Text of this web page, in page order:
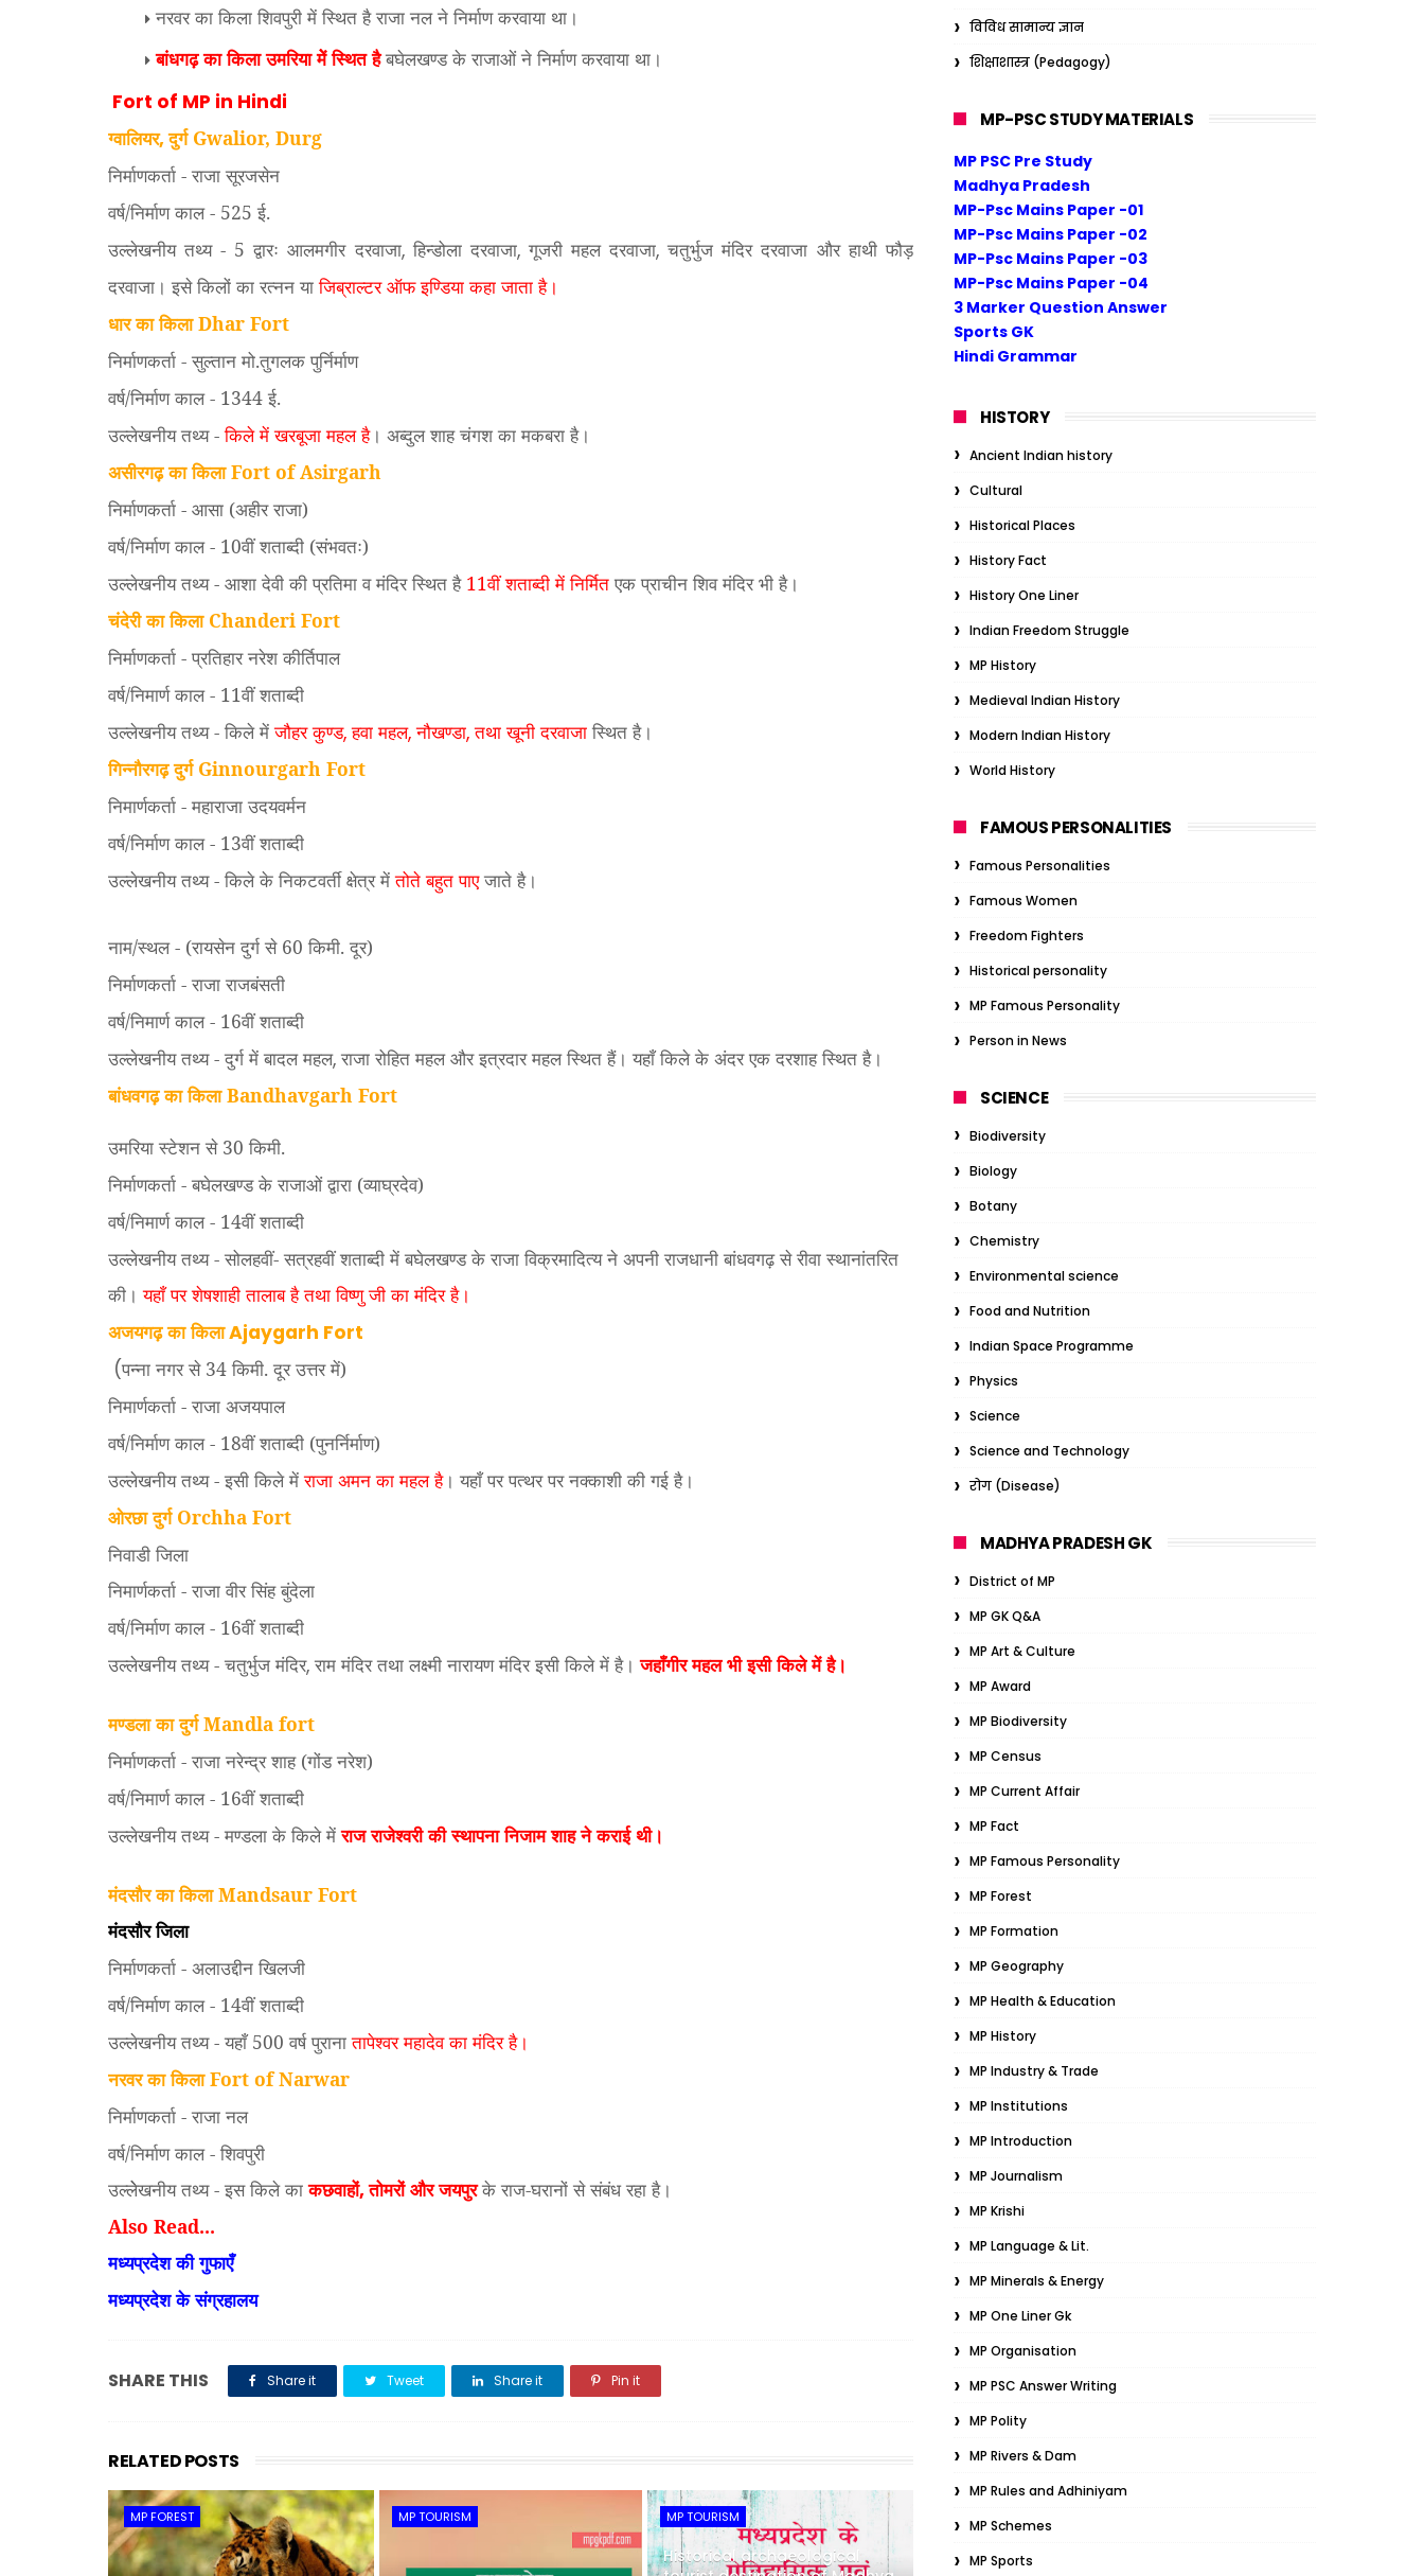
नरवर का किला शिवपुरी में स्थित है राजा नल ने निर्माण करवाया था।
बांधगढ़ का किला उमरिया मेें स्थित हैबघेलखण्ड के राजाओं ने निर्माण करवाया था।
Fort of MP in Hindi
ग्वालियर,दुर्ग Gwalior, Durg
निर्माणकर्ता - राजा सूरजसेन
वर्ष/निर्माण काल - 525 ई.
उल्लेखनीय तथ्य - 5 द्वारः आलमगीर दरवाजा, हिन्डोला दरवाजा, गूजरी महल दरवाजा,चतुर्भुज मंदिर दरवाजा और हाथी फौड़
दरवाजा। इसे किलों का रत्नन याजिब्राल्टर ऑफ इण्डिया कहा जाता है।
धार का किला Dhar Fort
निर्माणकर्ता - सुल्तान मो.तुगलक पुर्निर्माण
वर्ष/निर्माण काल - 1344 ई.
उल्लेखनीय तथ्य -किले में खरबूजा महल है। अब्दुल शाह चंगश का मकबरा है।
असीरगढ़ का किला Fort of Asirgarh
निर्माणकर्ता - आसा (अहीर राजा)
वर्ष/निर्माण काल - 10वीं शताब्दी (संभवतः)
उल्लेखनीय तथ्य - आशा देवी की प्रतिमा व मंदिर स्थित है 11वीं शताब्दी में निर्मित एक प्राचीन शिव मंदिर भी है।
चंदेरी का किला Chanderi Fort
निर्माणकर्ता - प्रतिहार नरेश कीर्तिपाल
वर्ष/निमार्ण काल - 11वीं शताब्दी
उल्लेखनीय तथ्य - किले मेंजौहर कुण्ड,हवा महल,नौखण्डा,तथा खूनी दरवाजा स्थित है।
गिन्नौरगढ़ दुर्ग Ginnourgarh Fort
निमार्णकर्ता - महाराजा उदयवर्मन
वर्ष/निर्माण काल - 13वीं शताब्दी
उल्लेखनीय तथ्य - किले के निकटवर्ती क्षेत्र मेंतोते बहुत पाएजाते है।
नाम/स्थल - (रायसेन दुर्ग से 60 किमी. दूर)
निर्माणकर्ता - राजा राजबंसती
वर्ष/निमार्ण काल - 16वीं शताब्दी
उल्लेखनीय तथ्य - दुर्ग में बादल महल, राजा रोहित महल और इत्रदार महल स्थित हैं। यहाँ किले के अंदर एक दरशाह स्थित है।
बांधवगढ़ का किला Bandhavgarh Fort
उमरिया स्टेशन से 30 किमी.
निर्माणकर्ता - बघेलखण्ड के राजाओं द्वारा (व्याघ्रदेव)
वर्ष/निमार्ण काल - 14वीं शताब्दी
उल्लेखनीय तथ्य - सोलहवीं- सत्रहवीं शताब्दी में बघेलखण्ड के राजा विक्रमादित्य ने अपनी राजधानी बांधवगढ़ से रीवा स्थानांतरित
की। यहाँ पर शेषशाही तालाब है तथा विष्णु जी का मंदिर है।
अजयगढ़ का किलाAjaygarh Fort
(पन्ना नगर से 34 किमी. दूर उत्तर में)
निमार्णकर्ता - राजा अजयपाल
वर्ष/निर्माण काल - 18वीं शताब्दी (पुनर्निर्माण)
उल्लेखनीय तथ्य - इसी किले मेंराजा अमन का महल है। यहाँ पर पत्थर पर नक्काशी की गई है।
ओरछा दुर्ग Orchha Fort
निवाडी जिला
निमार्णकर्ता - राजा वीर सिंह बुंदेला
वर्ष/निर्माण काल - 16वीं शताब्दी
उल्लेखनीय तथ्य - चतुर्भुज मंदिर, राम मंदिर तथा लक्ष्मी नारायण मंदिर इसी किले में है।जहाँगीर महल भी इसी किले में है।
मण्डला का दुर्ग Mandla fort
निर्माणकर्ता - राजा नरेन्द्र शाह (गोंड नरेश)
वर्ष/निमार्ण काल - 16वीं शताब्दी
उल्लेखनीय तथ्य - मण्डला के किले मेंराज राजेश्वरी की स्थापना निजाम शाह ने कराई थी।
मंदसौर का किला Mandsaur Fort
मंदसौर जिला
निर्माणकर्ता - अलाउद्दीन खिलजी
वर्ष/निर्माण काल - 14वीं शताब्दी
उल्लेखनीय तथ्य - यहाँ 500 वर्ष पुरानातापेश्वर महादेव का मंदिर है।
नरवर का किला Fort of Narwar
निर्माणकर्ता - राजा नल
वर्ष/निर्माण काल - शिवपुरी
उल्लेेखनीय तथ्य - इस किले काकछवाहों,तोमरों और जयपुरके राज-घरानों से संबंध रहा है।
Also Read...
मध्यप्रदेश की गुफाएँ
मध्यप्रदेश के संग्रहालय
SHARE THIS Share it Tweet Share it Pin it
RELATED POSTS
MP FOREST MP TOURISM MP TOURISM
Historical archaeological
विविध सामान्य ज्ञान
शिक्षाशास्त्र (Pedagogy)
MP-PSC STUDY MATERIALS
MP PSC Pre Study
Madhya Pradesh
MP-Psc Mains Paper -01
MP-Psc Mains Paper -02
MP-Psc Mains Paper -03
MP-Psc Mains Paper -04
3 Marker Question Answer
Sports GK
Hindi Grammar
HISTORY
Ancient Indian history
Cultural
Historical Places
History Fact
History One Liner
Indian Freedom Struggle
MP History
Medieval Indian History
Modern Indian History
World History
FAMOUS PERSONALITIES
Famous Personalities
Famous Women
Freedom Fighters
Historical personality
MP Famous Personality
Person in News
SCIENCE
Biodiversity
Biology
Botany
Chemistry
Environmental science
Food and Nutrition
Indian Space Programme
Physics
Science
Science and Technology
रोग (Disease)
MADHYA PRADESH GK
District of MP
MP GK Q&A
MP Art & Culture
MP Award
MP Biodiversity
MP Census
MP Current Affair
MP Fact
MP Famous Personality
MP Forest
MP Formation
MP Geography
MP Health & Education
MP History
MP Industry & Trade
MP Institutions
MP Introduction
MP Journalism
MP Krishi
MP Language & Lit.
MP Minerals & Energy
MP One Liner Gk
MP Organisation
MP PSC Answer Writing
MP Polity
MP Rivers & Dam
MP Rules and Adhiniyam
MP Schemes
MP Sports